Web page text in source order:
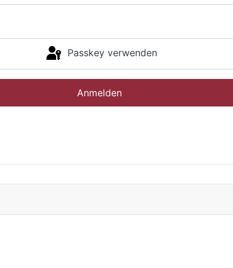
Passkey verwenden
Anmelden